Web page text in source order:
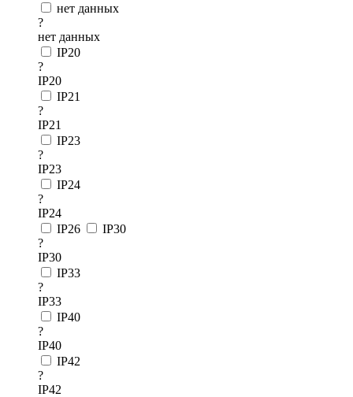
нет данных
?
нет данных
IP20
?
IP20
IP21
?
IP21
IP23
?
IP23
IP24
?
IP24
IP26
IP30
?
IP30
IP33
?
IP33
IP40
?
IP40
IP42
?
IP42